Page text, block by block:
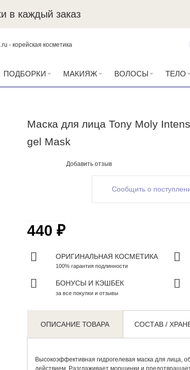
в каждый заказ
ПОДБОРКИ МАКИЯЖ ВОЛОСЫ ТЕЛО
Маска для лица Tony Moly
gel Mask
Добавить отзыв
Сообщить о
440 ₽
ОРИГИНАЛЬНАЯ КОСМЕТИКА
100% гарантия подлинности
БОНУСЫ И КЭШБЕК
за все покупки и отзывы
ОПИСАНИЕ ТОВАРА СОСТАВ /
Высокоэффективная гидрогелевая маска для